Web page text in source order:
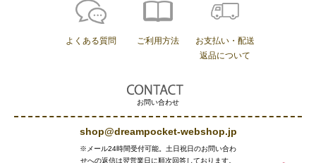
お問い合わせ
shop@dreampocket-webshop.jp
※メール24時間受付可能。土日祝日のお問い合わ
せへの返信は翌営業日に順次回答しております。
よくある質問 ご利用方法
お支払い・配送
返品について